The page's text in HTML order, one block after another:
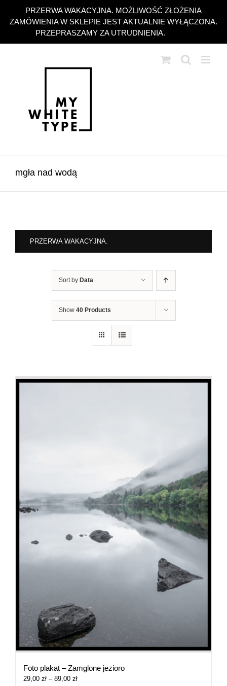
PRZERWA WAKACYJNA. MOŻLIWOŚĆ ZŁOŻENIA
ZAMÓWIENIA W SKLEPIE JEST AKTUALNIE WYŁĄCZONA.
PRZEPRASZAMY ZA UTRUDNIENIA.
zawartości
mgła nad wodą
PRZERWA WAKACYJNA.
Sort by Data
Show 40 Products
Foto plakat – Zamglone jezioro
29,00 zł – 89,00 złZakres